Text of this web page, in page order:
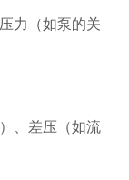
力（如泵的关
、差压（如流